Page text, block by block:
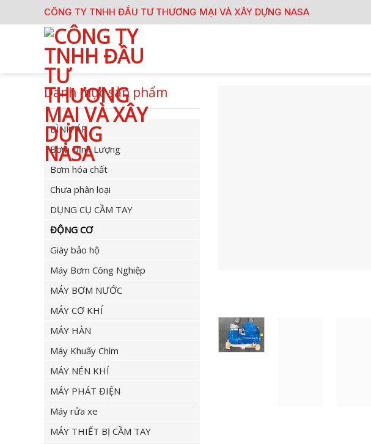
to
CÔNG TY TNHH ĐẦU TƯ THƯƠNG MẠI VÀ XÂY DỰNG NASA
Danh mục sản phẩm
BÌNH ÁP
Bơm Định Lượng
Bơm hóa chất
Chưa phân loại
DỤNG CỤ CẦM TAY
ĐỘNG CƠ
Giày bảo hộ
Máy Bơm Công Nghiệp
MÁY BƠM NƯỚC
MÁY CƠ KHÍ
MÁY HÀN
Máy Khuấy Chìm
MÁY NÉN KHÍ
MÁY PHÁT ĐIỆN
Máy rửa xe
MÁY THIẾT BỊ CẦM TAY